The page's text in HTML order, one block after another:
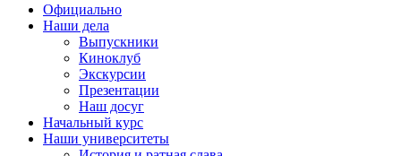
Официально
Наши дела
Выпускники
Киноклуб
Экскурсии
Презентации
Наш досуг
Начальный курс
Наши университеты